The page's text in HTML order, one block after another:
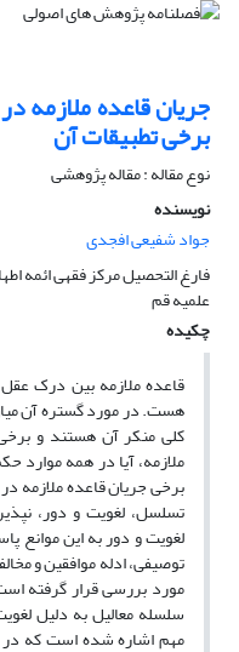
جریان قاعده ملازمه
برخی تطبیقات آن
نوع مقاله : مقاله پژوهشی
نویسنده
جواد شفیعی افجدی
فارغ التحصیل مرکز فقهی ائمه
علمیه قم
چکیده
قاعده ملازمه بین درک
هست. در مورد گستره آن
کلی منکر آن هستند و
ملازمه، آیا در همه موارد
برخی جریان قاعده ملازمه
تسلسل، لغویت و دور،
لغویت و دور به این موانع
توصیفی، ادله موافقین و
مورد بررسی قرار گرفته
سلسله معالیل به دلیل
مهم اشاره شده است که